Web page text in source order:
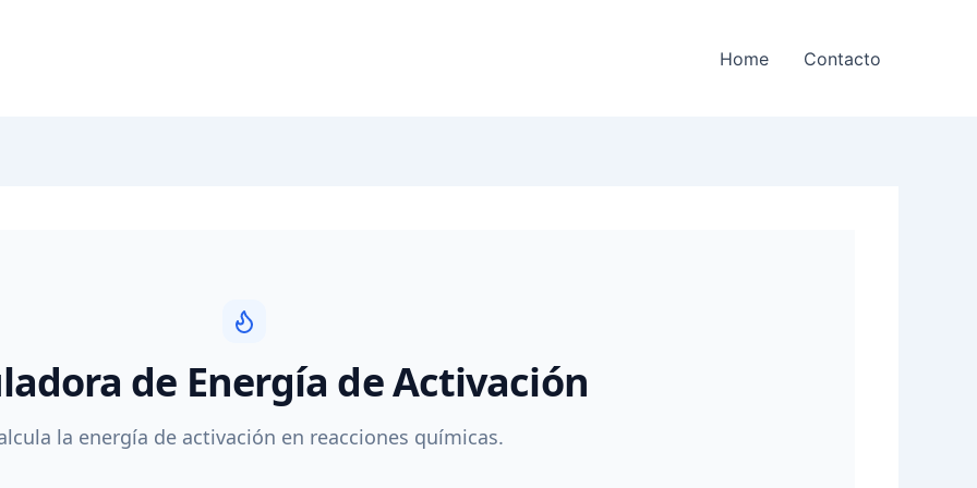
Home Contacto
de Energía de Activación
la energía de activación en reacciones químicas.